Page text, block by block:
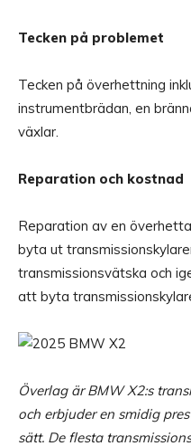
Tecken på problemet
Tecken på överhettning
instrumentbrädan, en
växlar.
Reparation och kostnad
Reparation av en
byta ut
transmissionsvätska och
att byta
Överlag är BMW X2:s
och erbjuder en smidig
sätt. De flesta